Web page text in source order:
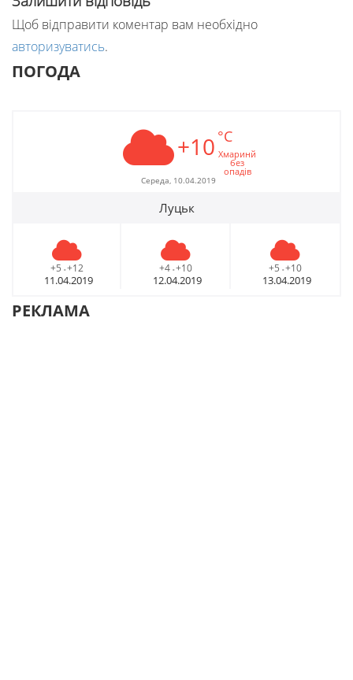
Щоб відправити коментар вам необхідно
авторизуватись.
ПОГОДА
+10 °C
Хмаринй
без
опадів
Середа, 10.04.2019
Луцьк
+5 - +12
11.04.2019
+4 - +10
12.04.2019
+5 - +10
13.04.2019
РЕКЛАМА